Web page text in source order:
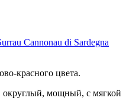
Cannonau di Sardegna
красного цвета.
мощный, с мягкой